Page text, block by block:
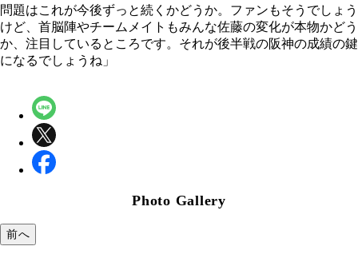
問題はこれが今後ずっと続くかどうか。ファンもそうでしょう
けど、首脳陣やチームメイトもみんな佐藤の変化が本物かどう
か、注目しているところです。それが後半戦の阪神の成績の鍵
になるでしょうね」
Photo Gallery
前へ